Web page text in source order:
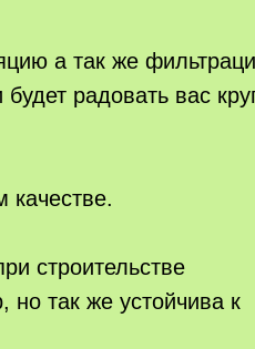
а так же
радовать вас
качестве.
строительстве
так же устойчива к